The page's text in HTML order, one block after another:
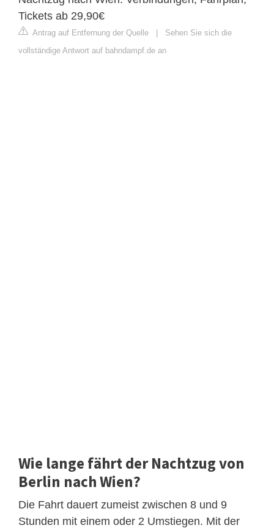
Tickets ab 29,90€
Antrag auf Entfernung der Quelle | Sehen Sie sich die
vollständige Antwort auf bahndampf.de an
Wie lange fährt der Nachtzug von
Berlin nach Wien?
Die Fahrt dauert zumeist zwischen 8 und 9
Stunden mit einem oder 2 Umstiegen. Mit der